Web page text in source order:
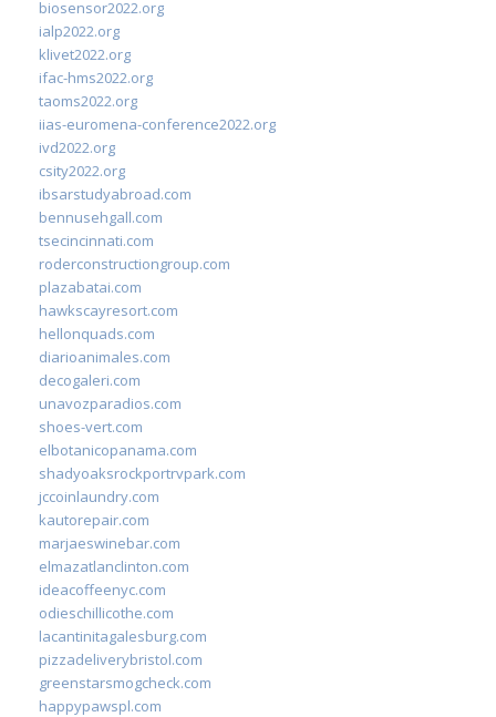
biosensor2022.org
ialp2022.org
klivet2022.org
ifac-hms2022.org
taoms2022.org
iias-euromena-conference2022.org
ivd2022.org
csity2022.org
ibsarstudyabroad.com
bennusehgall.com
tsecincinnati.com
roderconstructiongroup.com
plazabatai.com
hawkscayresort.com
hellonquads.com
diarioanimales.com
decogaleri.com
unavozparadios.com
shoes-vert.com
elbotanicopanama.com
shadyoaksrockportrvpark.com
jccoinlaundry.com
kautorepair.com
marjaeswinebar.com
elmazatlanclinton.com
ideacoffeenyc.com
odieschillicothe.com
lacantinitagalesburg.com
pizzadeliverybristol.com
greenstarsmogcheck.com
happypawspl.com